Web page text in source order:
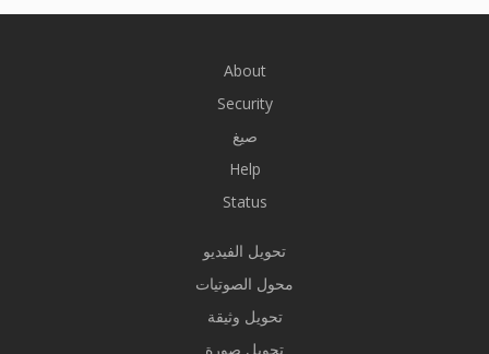
About
Security
صيغ
Help
Status
تحويل الفيديو
محول الصوتيات
تحويل وثيقة
تحويل صورة